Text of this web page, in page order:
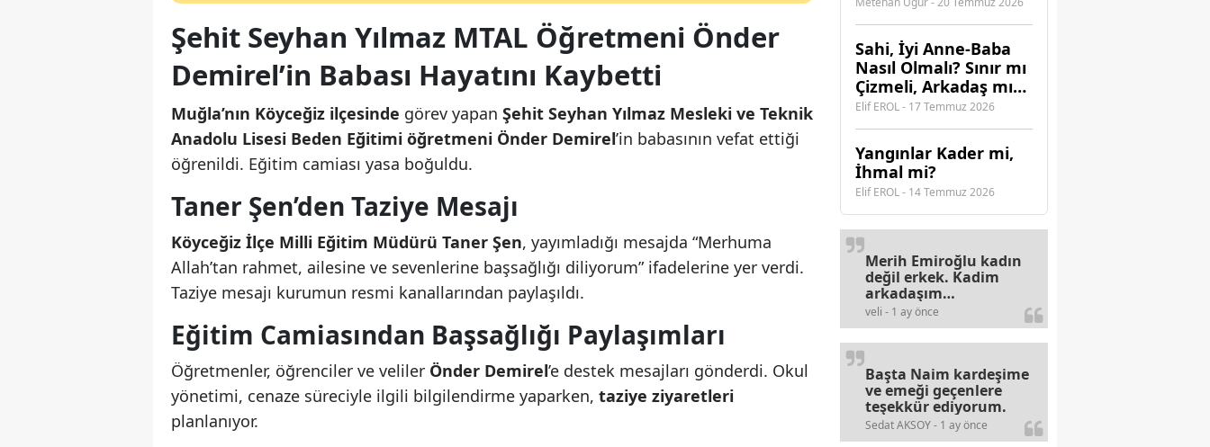
Şehit Seyhan Yılmaz MTAL Öğretmeni Önder
Demirel’in Babası Hayatını Kaybetti
Muğla’nın Köyceğiz ilçesinde görev yapan Şehit Seyhan Yılmaz Mesleki ve Teknik
Anadolu Lisesi Beden Eğitimi öğretmeni Önder Demirel’in babasının vefat ettiği
öğrenildi. Eğitim camiası yasa boğuldu.
Taner Şen’den Taziye Mesajı
Köyceğiz İlçe Milli Eğitim Müdürü Taner Şen, yayımladığı mesajda “Merhuma
Allah’tan rahmet, ailesine ve sevenlerine başsağlığı diliyorum” ifadelerine yer verdi.
Taziye mesajı kurumun resmi kanallarından paylaşıldı.
Eğitim Camiasından Başsağlığı Paylaşımları
Öğretmenler, öğrenciler ve veliler Önder Demirel’e destek mesajları gönderdi. Okul
yönetimi, cenaze süreciyle ilgili bilgilendirme yaparken, taziye ziyaretleri
planlanıyor.
​Sahi, İyi Anne-Baba
Nasıl Olmalı? Sınır mı
Çizmeli, Arkadaş mı
Olmalı?
Elif EROL - 17 Temmuz 2026
Yangınlar Kader mi,
İhmal mi?
Elif EROL - 14 Temmuz 2026
veli - 1 ay önce
Merih Emiroğlu kadın
değil erkek. Kadim
arkadaşım
haberinizdeki hataya
gayb den
gülümsüyordur.
Sedat AKSOY - 1 ay önce
Başta Naim kardeşime
ve emeği geçenlere
teşekkür ediyorum.